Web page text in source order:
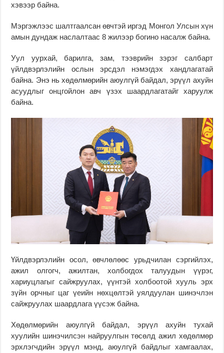
хэвээр байна.
Мэргэжлээс шалтгаалсан өвчтэй иргэд Монгол Улсын хүн
амын дундаж наслалтаас 8 жилээр богино насалж байна.
Уул уурхай, барилга, зам, тээврийн зэрэг салбарт
үйлдвэрлэлийн ослын эрсдэл нэмэгдэх хандлагатай
байна. Энэ нь хөдөлмөрийн аюулгүй байдал, эрүүл ахуйн
асуудлыг онцгойлон авч үзэх шаардлагатайг харуулж
байна.
Үйлдвэрлэлийн осол, өвчлөлөөс урьдчилан сэргийлэх,
ажил олгогч, ажилтан, холбогдох талуудын үүрэг,
хариуцлагыг сайжруулах, үүнтэй холбоотой хууль эрх
зүйн орчныг цаг үеийн нөхцөлтэй уялдуулан шинэчлэн
сайжруулах шаардлага үүсэж байна.
Хөдөлмөрийн аюулгүй байдал, эрүүл ахуйн тухай
хуулийн шинэчилсэн найруулгын төсөлд ажил хөдөлмөр
эрхлэгчдийн эрүүл мэнд, аюулгүй байдлыг хамгаалах,